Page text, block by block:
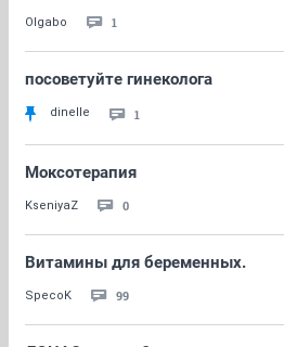
Olgabo 1
посоветуйте гинеколога
dinelle 1
Моксотерапия
KseniyaZ 0
Витамины для беременных.
SpecoK 99